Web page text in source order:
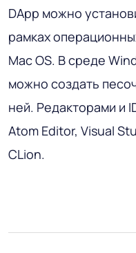
DApp можно
рамках
Mac OS. В среде
можно создать
ней. Редакторами и
Atom Editor, Visual
CLion.